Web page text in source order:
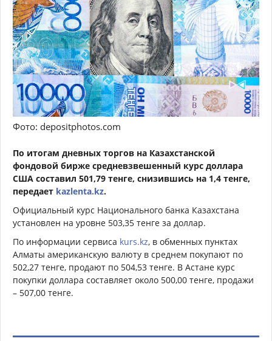
Фото: depositphotos.com
По итогам дневных торгов на Казахстанской
фондовой бирже средневзвешенный курс доллара
США составил 501,79 тенге, снизившись на 1,4 тенге,
передает kazlenta.kz.
Официальный курс Национального банка Казахстана
установлен на уровне 503,35 тенге за доллар.
По информации сервиса kurs.kz, в обменных пунктах
Алматы американскую валюту в среднем покупают по
502,27 тенге, продают по 504,53 тенге. В Астане курс
покупки доллара составляет около 500,00 тенге, продажи
– 507,00 тенге.